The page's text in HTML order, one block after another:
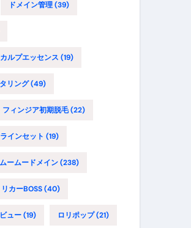
ドメイン管理(39)
ルプエッセンス (19)
リング(49)
フィンジア初期脱毛(22)
インセット (19)
ムームードメイン(238)
リカーBOSS(40)
ュー(19) ロリポップ(21)